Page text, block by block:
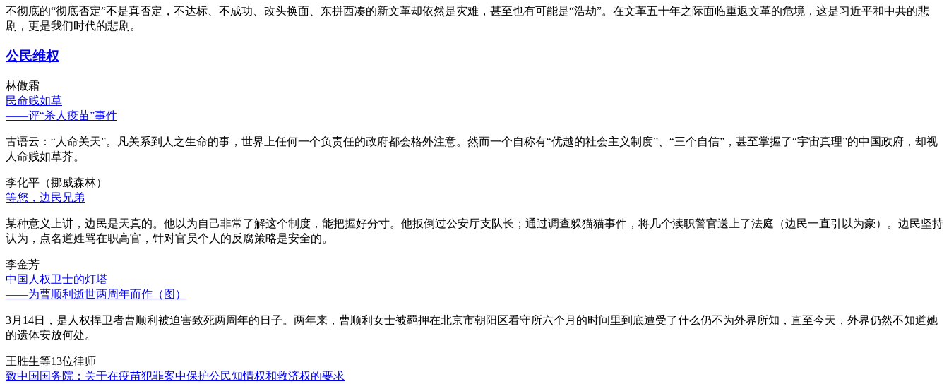
不彻底的“彻底否定”不是真否定，不达标、不成功、改头换面、东拼西凑的新文革却依然是灾难，甚至也有可能是“浩劫”。在文革五十年之际面临重返文革的危境，这是习近平和中共的悲
剧，更是我们时代的悲剧。
公民维权
林傲霜
民命贱如草
——评“杀人疫苗”事件
古语云：“人命关天”。凡关系到人之生命的事，世界上任何一个负责任的政府都会格外注意。然而一个自称有“优越的社会主义制度”、“三个自信”，甚至掌握了“宇宙真理”的中国政府，却视
人命贱如草芥。
李化平（挪威森林）
等您，边民兄弟
某种意义上讲，边民是天真的。他以为自己非常了解这个制度，能把握好分寸。他扳倒过公安厅支队长；通过调查躲猫猫事件，将几个渎职警官送上了法庭（边民一直引以为豪）。边民坚持
认为，点名道姓骂在职高官，针对官员个人的反腐策略是安全的。
李金芳
中国人权卫士的灯塔
——为曹顺利逝世两周年而作（图）
3月14日，是人权捍卫者曹顺利被迫害致死两周年的日子。两年来，曹顺利女士被羁押在北京市朝阳区看守所六个月的时间里到底遭受了什么仍不为外界所知，直至今天，外界仍然不知道她
的遗体安放何处。
王胜生等13位律师
致中国国务院：关于在疫苗犯罪案中保护公民知情权和救济权的要求